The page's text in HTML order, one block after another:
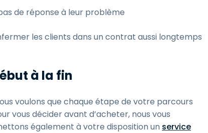
de réponse à leur problème
les clients dans un contrat aussi longtemps
à la fin
voulons que chaque étape de votre parcours
vous décider avant d’acheter, nous vous
également à votre disposition un service